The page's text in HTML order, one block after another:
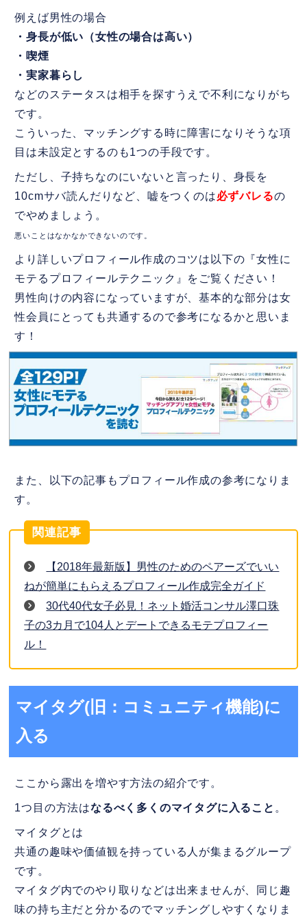
例えば男性の場合
・身長が低い（女性の場合は高い）
・喫煙
・実家暮らし
などのステータスは相手を探すうえで不利になりがち
です。
こういった、マッチングする時に障害になりそうな項
目は未設定とするのも1つの手段です。
ただし、子持ちなのにいないと言ったり、身長を
10cmサバ読んだりなど、嘘をつくのは必ずバレるの
でやめましょう。
悪いことはなかなかできないのです。
より詳しいプロフィール作成のコツは以下の『女性に
モテるプロフィールテクニック』をご覧ください！
男性向けの内容になっていますが、基本的な部分は女
性会員にとっても共通するので参考になるかと思いま
す！
また、以下の記事もプロフィール作成の参考になりま
す。
関連記事
【2018年最新版】男性のためのペアーズでいい
ねが簡単にもらえるプロフィール作成完全ガイド
30代40代女子必見！ネット婚活コンサル澤口珠
子の3カ月で104人とデートできるモテプロフィー
ル！
マイタグ(旧：コミュニティ機能)に
入る
ここから露出を増やす方法の紹介です。
1つ目の方法はなるべく多くのマイタグに入ること 。
マイタグとは
共通の趣味や価値観を持っている人が集まるグループ
です。
マイタグ内でのやり取りなどは出来ませんが、同じ趣
味の持ち主だと分かるのでマッチングしやすくなりま